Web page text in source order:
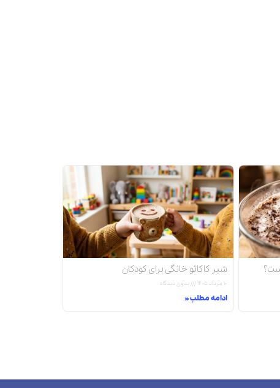
شیر کاکائو خانگی برای کودکان
۱۰ مرداد ۱۴۰۵ بدون دیدگاه
ادامه مطلب »